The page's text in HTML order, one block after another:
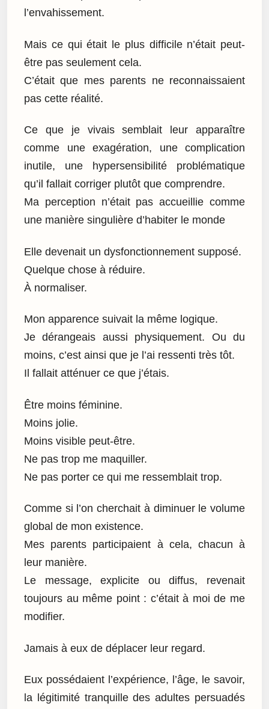
l’envahissement.
Mais ce qui était le plus difficile n’était peut-
être pas seulement cela.
C’était que mes parents ne reconnaissaient
pas cette réalité.
Ce que je vivais semblait leur apparaître
comme une exagération, une complication
inutile, une hypersensibilité problématique
qu’il fallait corriger plutôt que comprendre.
Ma perception n’était pas accueillie comme
une manière singulière d’habiter le monde
Elle devenait un dysfonctionnement supposé.
Quelque chose à réduire.
À normaliser.
Mon apparence suivait la même logique.
Je dérangeais aussi physiquement. Ou du
moins, c’est ainsi que je l’ai ressenti très tôt.
Il fallait atténuer ce que j’étais.
Être moins féminine.
Moins jolie.
Moins visible peut-être.
Ne pas trop me maquiller.
Ne pas porter ce qui me ressemblait trop.
Comme si l’on cherchait à diminuer le volume
global de mon existence.
Mes parents participaient à cela, chacun à
leur manière.
Le message, explicite ou diffus, revenait
toujours au même point : c’était à moi de me
modifier.
Jamais à eux de déplacer leur regard.
Eux possédaient l’expérience, l’âge, le savoir,
la légitimité tranquille des adultes persuadés